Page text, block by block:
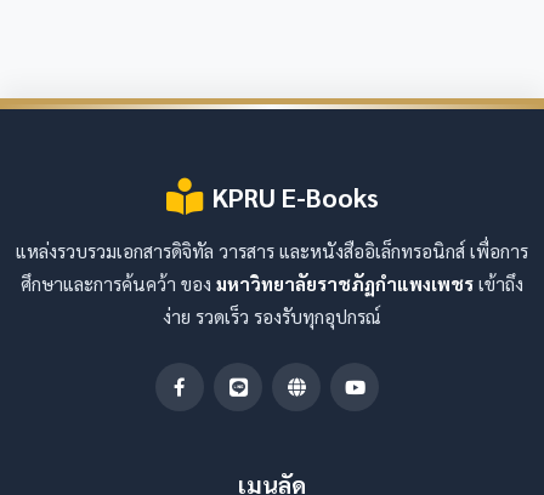
KPRU E-Books
แหล่งรวบรวมเอกสารดิจิทัล วารสาร และหนังสืออิเล็กทรอนิกส์ เพื่อการ
ศึกษาและการค้นคว้า ของ มหาวิทยาลัยราชภัฏกำแพงเพชร เข้าถึง
ง่าย รวดเร็ว รองรับทุกอุปกรณ์
เมนูลัด